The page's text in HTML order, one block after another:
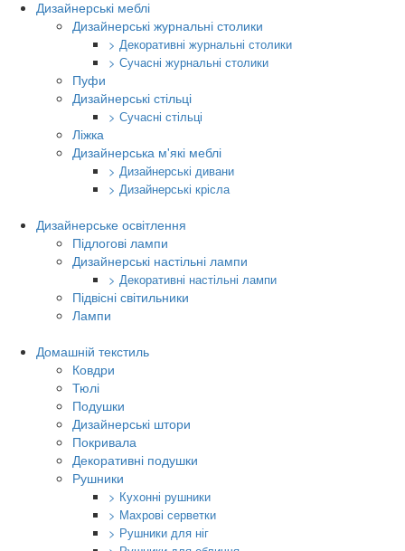
Дизайнерські меблі
Дизайнерські журнальні столики
> Декоративні журнальні столики
> Сучасні журнальні столики
Пуфи
Дизайнерські стільці
> Сучасні стільці
Ліжка
Дизайнерська м'які меблі
> Дизайнерські дивани
> Дизайнерські крісла
Дизайнерське освітлення
Підлогові лампи
Дизайнерські настільні лампи
> Декоративні настільні лампи
Підвісні світильники
Лампи
Домашній текстиль
Ковдри
Тюлі
Подушки
Дизайнерські штори
Покривала
Декоративні подушки
Рушники
> Кухонні рушники
> Махрові серветки
> Рушники для ніг